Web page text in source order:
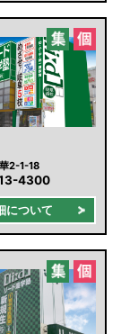
2-1-18
4300
について